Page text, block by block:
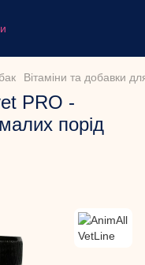
Вітаміни та добавки
PRO -
порід